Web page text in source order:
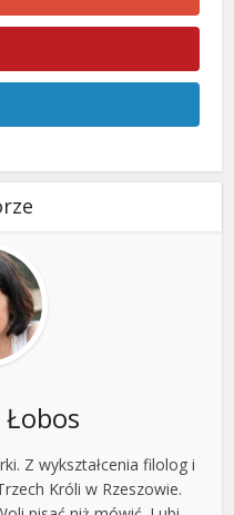
Z wykształcenia filolog i
Króli w Rzeszowie.